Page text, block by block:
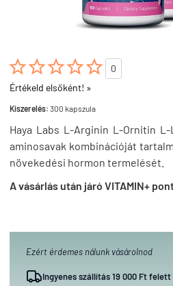

0
Értékeld elsőként! »
Kiszerelés: 300 kapszula
Haya Labs L-Arginin L-Ornitin
aminosavak kombinációját
növekedési hormon termelését.
A vásárlás után járó VITAMIN+
Ezért érdemes nálunk vásárolnod
Ingyenes szállítás 19 000 Ft felett